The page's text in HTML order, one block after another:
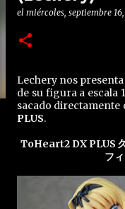
el miércoles, septiembre
Lechery nos
de su figura a escala
sacado directamente
PLUS.
ToHeart2 DX PLUS
フ